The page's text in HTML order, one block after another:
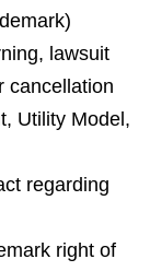
lawsuit
cancellation
Utility Model,
regarding
right of